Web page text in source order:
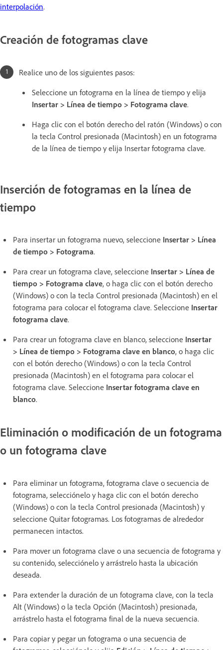
interpolación.
Creación de fotogramas clave
Realice uno de los siguientes pasos:
Seleccione un fotograma en la línea de tiempo y elija
Insertar > Línea de tiempo > Fotograma clave.
Haga clic con el botón derecho del ratón (Windows) o con
la tecla Control presionada (Macintosh) en un fotograma
de la línea de tiempo y elija Insertar fotograma clave.
Inserción de fotogramas en la línea de
tiempo
Para insertar un fotograma nuevo, seleccione Insertar > Línea
de tiempo > Fotograma.
Para crear un fotograma clave, seleccione Insertar > Línea de
tiempo > Fotograma clave, o haga clic con el botón derecho
(Windows) o con la tecla Control presionada (Macintosh) en el
fotograma para colocar el fotograma clave. Seleccione Insertar
fotograma clave.
Para crear un fotograma clave en blanco, seleccione Insertar
> Línea de tiempo > Fotograma clave en blanco, o haga clic
con el botón derecho (Windows) o con la tecla Control
presionada (Macintosh) en el fotograma para colocar el
fotograma clave. Seleccione Insertar fotograma clave en
blanco.
Eliminación o modificación de un fotograma
o un fotograma clave
Para eliminar un fotograma, fotograma clave o secuencia de
fotograma, selecciónelo y haga clic con el botón derecho
(Windows) o con la tecla Control presionada (Macintosh) y
seleccione Quitar fotogramas. Los fotogramas de alrededor
permanecen intactos.
Para mover un fotograma clave o una secuencia de fotograma y
su contenido, selecciónelo y arrástrelo hasta la ubicación
deseada.
Para extender la duración de un fotograma clave, con la tecla
Alt (Windows) o la tecla Opción (Macintosh) presionada,
arrástrelo hasta el fotograma final de la nueva secuencia.
Para copiar y pegar un fotograma o una secuencia de